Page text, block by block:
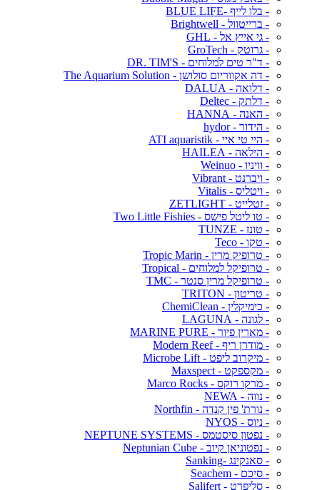
- בלו לייף -BLUE LIFE
- ברייטוול - Brightwell
- גי אייץ אל - GHL
- גרוטק - GroTech
- ד"ר טים למלוחים - DR. TIM'S
- דה אקווריום סולושן - The Aquarium Solution
- דלואה - DALUA
- דלתק - Deltec
- האנה - HANNA
- הידור - hydor
- היי טי איי - ATI aquaristik
- הילאה - HAILEA
- וויניו - Weinuo
- ויברנט - Vibrant
- ויטליס - Vitalis
- זטלייט - ZETLIGHT
- טו ליטל פישס - Two Little Fishies
- טונז - TUNZE
- טקו - Teco
- טרופיק מרין - Tropic Marin
- טרופיקל למלוחים - Tropical
- טרופיקל מרין סנטר - TMC
- טריטון - TRITON
- כימיקלין - ChemiClean
- לגונה - LAGUNA
- מארין פיור - MARINE PURE
- מודרן ריף - Modern Reef
- מיקרוב ליפט - Microbe Lift
- מקספקט - Maxspect
- מרקו רוקס - Marco Rocks
- נווה - NEWA
- נורת' פין קנדה - Northfin
- ניוס - NYOS
- נפטון סיסטמס - NEPTUNE SYSTEMS
- נפטוניאן קיוב - Neptunian Cube
- סאנקינג -Sanking
- סיכם - Seachem
- סליפרט - Salifert